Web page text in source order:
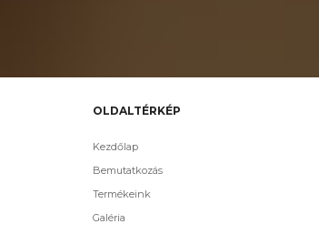
OLDALTÉRKÉP
Kezdőlap
Bemutatkozás
Termékeink
Galéria